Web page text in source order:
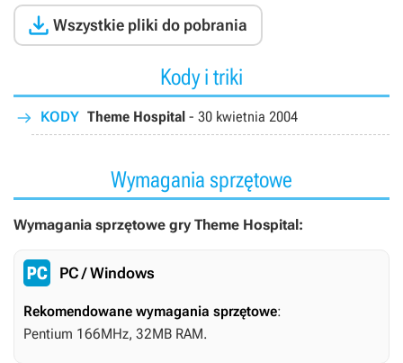
 Wszystkie pliki do pobrania
Kody i triki
KODY Theme Hospital - 30 kwietnia 2004
Wymagania sprzętowe
Wymagania sprzętowe gry Theme Hospital:
PC / Windows
Rekomendowane wymagania sprzętowe:
Pentium 166MHz, 32MB RAM.